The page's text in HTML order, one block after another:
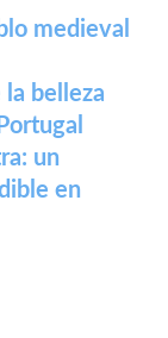
medieval
belleza
un
en